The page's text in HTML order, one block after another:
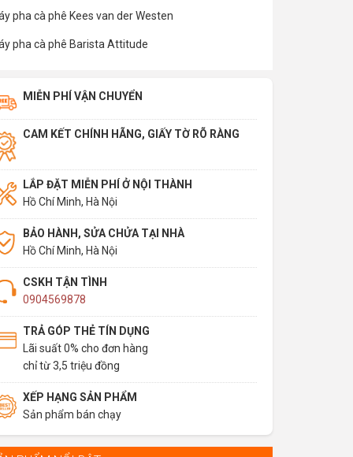
pha cà phê Kees van der Westen
pha cà phê Barista Attitude
MIỄN PHÍ VẬN CHUYỂN
CAM KẾT CHÍNH HÃNG, GIẤY TỜ RÕ RÀNG
LẮP ĐẶT MIỄN PHÍ Ở NỘI THÀNH
Hồ Chí Minh, Hà Nội
BẢO HÀNH, SỬA CHỬA TẠI NHÀ
Hồ Chí Minh, Hà Nội
CSKH TẬN TÌNH
0904569878
TRẢ GÓP THẺ TÍN DỤNG
Lãi suất 0% cho đơn hàng
chỉ từ 3,5 triệu đồng
XẾP HẠNG SẢN PHẨM
Sản phẩm bán chạy